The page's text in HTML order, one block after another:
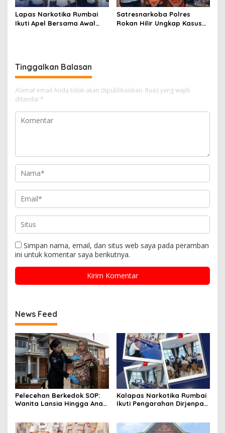
Lapas Narkotika Rumbai
Ikuti Apel Bersama Awal
Satresnarkoba Polres
Rokan Hilir Ungkap Kasus
Tinggalkan Balasan
Alamat email Anda tidak akan dipublikasikan. Ruas yang wajib
ditandai *
Simpan nama, email, dan situs web saya pada peramban
ini untuk komentar saya berikutnya.
News Feed
Pelecehan Berkedok SOP:
Wanita Lansia Hingga Anak
Copot Kalapas!
Kalapas Narkotika Rumbai
Ikuti Pengarahan Dirjenpas,
Agustus